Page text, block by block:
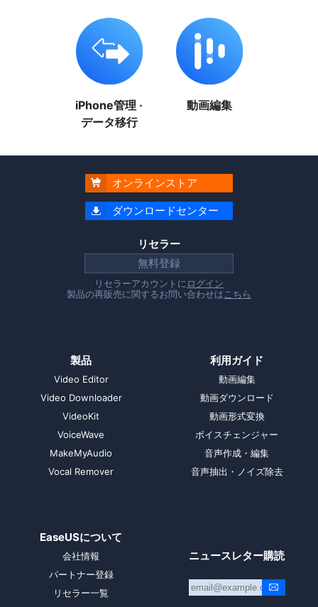
iPhone管理 ·
データ移行
動画編集
 オンラインストア
 ダウンロードセンター
リセラー
無料登録
リセラーアカウントに ログイン
製品の再販売に関するお問い合わせは こちら
製品
Video Editor
Video Downloader
VideoKit
VoiceWave
MakeMyAudio
Vocal Remover
利用ガイド
動画編集
動画ダウンロード
動画形式変換
ボイスチェンジャー
音声作成・編集
音声抽出・ノイズ除去
EaseUSについて
会社情報
パートナー登録
リセラー一覧
ニュースレター購読